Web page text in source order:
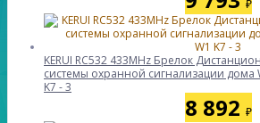
₽
KERUI RC532 433MHz Брелок
системы охранной сигнализации дома
K7 - 3
8 892 ₽